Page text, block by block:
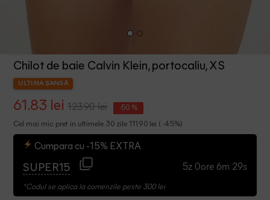
Chilot de baie Calvin Klein, portocaliu, XS
ULTIMA ȘANSĂ
61.83 lei 123.90 lei -50 %
Cel mai mic pret in ultimele 30 zile 111.90 lei ( -45%)
Cumpara cu -15% EXTRA
SUPER15 5z 0ore 6m 29s
*Codul se aplica la comenzile peste 300 lei